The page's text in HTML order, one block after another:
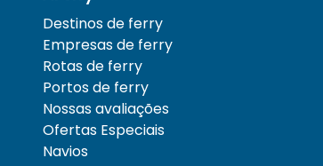
Destinos de ferry
Empresas de ferry
Rotas de ferry
Portos de ferry
Nossas avaliações
Ofertas Especiais
Navios